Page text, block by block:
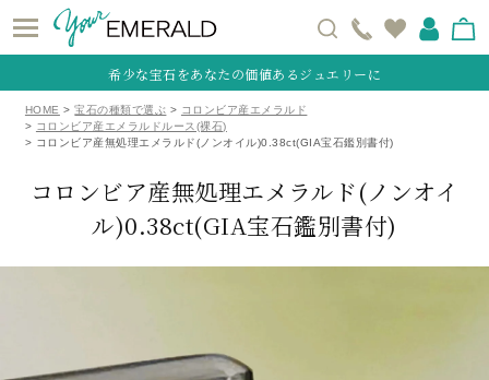
希少な宝石をあなたの価値あるジュエリーに
HOME 宝石の種類で選ぶ
コロンビア産エメラルド
コロンビア産エメラルドルース(裸石)
コロンビア産無処理エメラルド(ノンオイル)0.38ct(GIA宝石鑑別書付)
コロンビア産無処理エメラルド(ノンオイ
ル)0.38ct(GIA宝石鑑別書付)